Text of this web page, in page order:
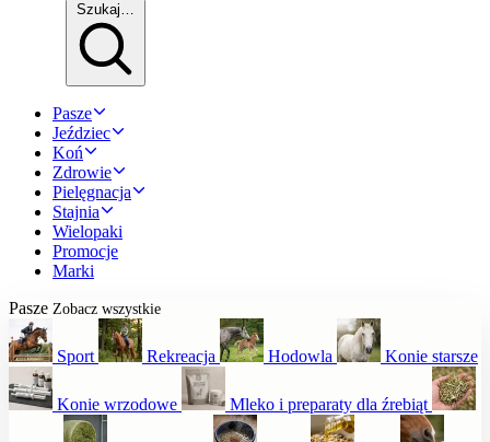
Szukaj…
Pasze
Jeździec
Koń
Zdrowie
Pielęgnacja
Stajnia
Wielopaki
Promocje
Marki
Pasze Zobacz wszystkie
Sport Rekreacja Hodowla Konie starsze
Konie wrzodowe Mleko i preparaty dla źrebiąt